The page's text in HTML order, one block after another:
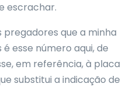
escrachar.
pregadores que a minha
esse número aqui, de
em referência, à placa
substitui a indicação de